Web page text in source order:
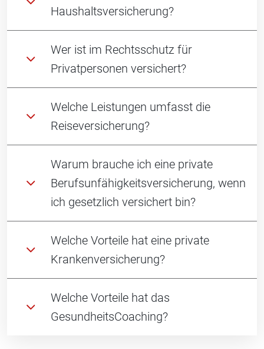
Haushaltsversicherung?
Wer ist im Rechtsschutz für
Privatpersonen versichert?
Welche Leistungen umfasst die
Reiseversicherung?
Warum brauche ich eine private
Berufsunfähigkeitsversicherung, wenn
ich gesetzlich versichert bin?
Welche Vorteile hat eine private
Krankenversicherung?
Welche Vorteile hat das
GesundheitsCoaching?